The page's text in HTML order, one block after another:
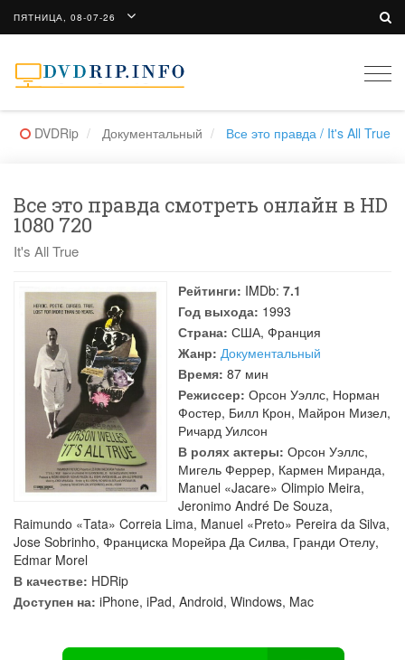
ПЯТНИЦА, 08-07-26
DVDRip Документальный Все это правда / It's All True
Все это правда смотреть онлайн в HD
1080 720
It's All True
Рейтинги: IMDb: 7.1
Год выхода: 1993
Страна: США, Франция
Жанр: Документальный
Время: 87 мин
Режиссер: Орсон Уэллс, Норман
Фостер, Билл Крон, Майрон Мизел,
Ричард Уилсон
В ролях актеры: Орсон Уэллс,
Мигель Феррер, Кармен Миранда,
Manuel «Jacare» Olimpio Meira,
Jeronimo André De Souza,
Raimundo «Tata» Correia Lima, Manuel «Preto» Pereira da Silva,
Jose Sobrinho, Франциска Морейра Да Силва, Гранди Отелу,
Edmar Morel
В качестве: HDRip
Доступен на: iPhone, iPad, Android, Windows, Mac